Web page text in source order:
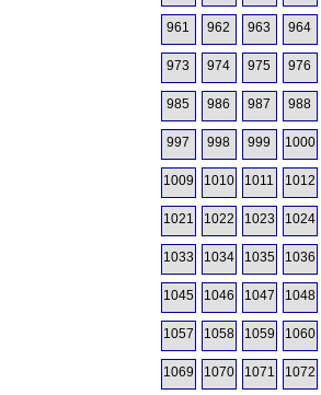
961 962 963 964
973 974 975 976
985 986 987 988
997 998 999 1000
1009 1010 1011 1012
1021 1022 1023 1024
1033 1034 1035 1036
1045 1046 1047 1048
1057 1058 1059 1060
1069 1070 1071 1072